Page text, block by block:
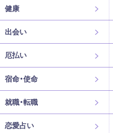
健康
出会い
厄払い
宿命・使命
就職・転職
恋愛占い